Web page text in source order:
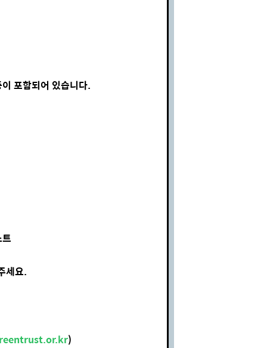
포함되어 있습니다.
세요.
)